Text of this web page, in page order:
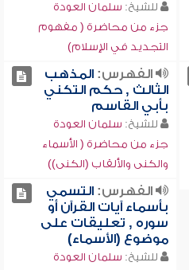
للشيخ: سلمان العودة
جزء من محاضرة ( مفهوم
التجديد في الإسلام)
الفهرس:المذهب
الثالث , حكم التكني
بأبي القاسم
للشيخ: سلمان العودة
جزء من محاضرة ( الأسماء
والكنى والألقاب (الكنى))
الفهرس:التسمي
بأسماء آيات القرآن أو
سوره , تعليقات على
موضوع (الأسماء)
للشيخ: سلمان العودة